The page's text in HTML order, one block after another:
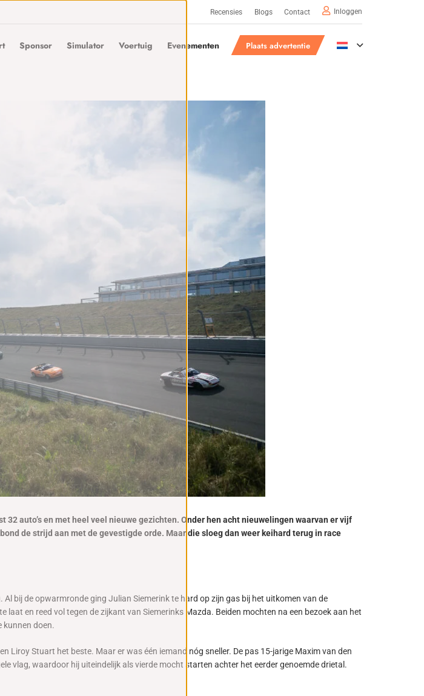
Recensies Blogs Contact Inloggen
Sponsor Simulator Voertuig Evenementen Plaats advertentie
auto’s en met heel veel nieuwe gezichten. Onder hen acht nieuwelingen waarvan er vijf
de strijd aan met de gevestigde orde. Maar die sloeg dan weer keihard terug in race
bij de opwarmronde ging Julian Siemerink te hard op zijn gas bij het uitkomen van de
en reed vol tegen de zijkant van Siemerinks Mazda. Beiden mochten na een bezoek aan het
kunnen doen.
Liroy Stuart het beste. Maar er was één iemand nóg sneller. De pas 15-jarige Maxim van den
vlag, waardoor hij uiteindelijk als vierde mocht starten achter het eerder genoemde drietal.